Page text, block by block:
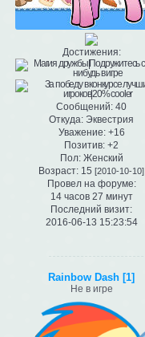
Достижения:
Сообщений: 40
Откуда: Эквестрия
Уважение: +16
Позитив: +2
Пол:Женский
Возраст: 15 [2010-10-10]
Провел на форуме:
14 часов 27 минут
Последний визит:
2016-06-13 15:23:54
Rainbow Dash [1]
Не в игре